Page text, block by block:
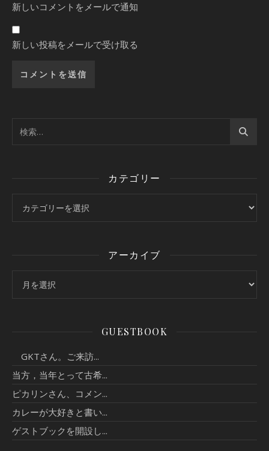
新しいコメントをメールで通知
新しい投稿をメールで受け取る
カテゴリー
アーカイブ
GUESTBOOK
GKTさん。ご来訪...
当方，当年とって古希...
ピカリンさん、コメン...
カレーが大好きと書い...
ゲストブックを開設し...